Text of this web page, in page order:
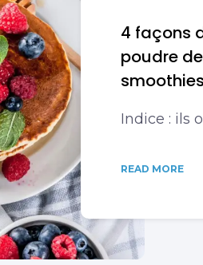
4 façons
poudre
smoothies
Indice : ils
READ MORE